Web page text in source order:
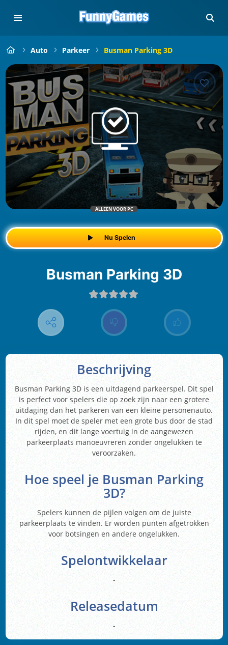
Auto Parkeer Busman Parking 3D
ALLEEN VOOR PC
Nu Spelen
Busman Parking 3D
Beschrijving
Busman Parking 3D is een uitdagend parkeerspel. Dit spel
is perfect voor spelers die op zoek zijn naar een grotere
uitdaging dan het parkeren van een kleine personenauto.
In dit spel moet de speler met een grote bus door de stad
rijden, en dit lange voertuig in de aangewezen
parkeerplaats manoeuvreren zonder ongelukken te
veroorzaken.
Hoe speel je Busman Parking
3D?
Spelers kunnen de pijlen volgen om de juiste
parkeerplaats te vinden. Er worden punten afgetrokken
voor botsingen en andere ongelukken.
Spelontwikkelaar
-
Releasedatum
-